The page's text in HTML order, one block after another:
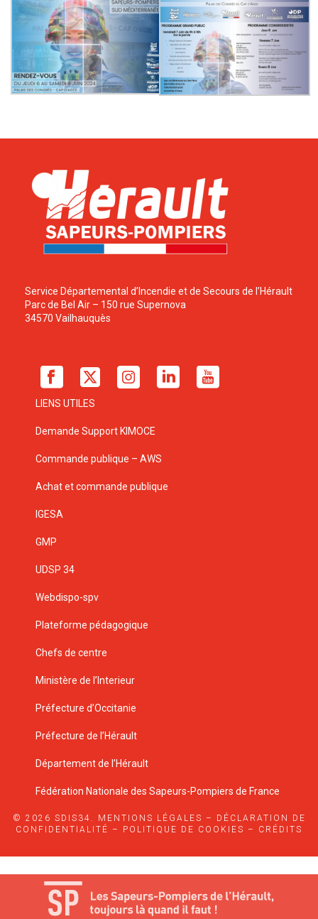
Service Départemental d’Incendie et de Secours de l’Hérault
Parc de Bel Air – 150 rue Supernova
34570 Vailhauquès
LIENS UTILES
Demande Support KIMOCE
Commande publique – AWS
Achat et commande publique
IGESA
GMP
UDSP 34
Webdispo-spv
Plateforme pédagogique
Chefs de centre
Ministère de l’Interieur
Préfecture d’Occitanie
Préfecture de l’Hérault
Département de l’Hérault
Fédération Nationale des Sapeurs-Pompiers de France
© 2026 SDIS34. MENTIONS LÉGALES –
DÉCLARATION DE
CONFIDENTIALITÉ – POLITIQUE DE COOKIES – CRÉDITS